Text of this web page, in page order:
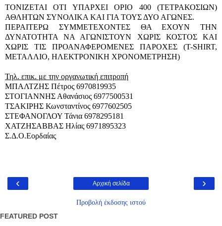
ΤΟΝΙΖΕΤΑΙ ΟΤΙ ΥΠΑΡΧΕΙ ΟΡΙΟ 400 (ΤΕΤΡΑΚΟΣΙΩΝ)
ΑΘΛΗΤΩΝ ΣΥΝΟΛΙΚΑ ΚΑΙ ΓΙΑ ΤΟΥΣ ΔΥΟ ΑΓΩΝΕΣ.
ΠΕΡΑΙΤΕΡΩ ΣΥΜΜΕΤΕΧΟΝΤΕΣ ΘΑ ΕΧΟΥΝ ΤΗΝ
ΔΥΝΑΤΟΤΗΤΑ ΝΑ ΑΓΩΝΙΣΤΟΥΝ ΧΩΡΙΣ ΚΟΣΤΟΣ ΚΑΙ
ΧΩΡΙΣ ΤΙΣ ΠΡΟΑΝΑΦΕΡΟΜΕΝΕΣ ΠΑΡΟΧΕΣ (T-SHIRT,
ΜΕΤΑΛΛΙΟ, ΗΛΕΚΤΡΟΝΙΚΗ ΧΡΟΝΟΜΕΤΡΗΣΗ)
Τηλ. επικ. με την οργανωτική επιτροπή
ΜΠΑΛΤΖΗΣ Πέτρος 6970819935
ΣΤΟΓΙΑΝΝΗΣ Αθανάσιος 6977500531
ΤΣΑΚΙΡΗΣ Κωνσταντίνος 6977602505
ΣΤΕΦΑΝΟΓΛΟΥ Τάνια 6978295181
ΧΑΤΖΗΣΑΒΒΑΣ Ηλίας 6971895323
Σ.Δ.Ο.Εορδαίας
‹ ›
Αρχική σελίδα
Προβολή έκδοσης ιστού
FEATURED POST